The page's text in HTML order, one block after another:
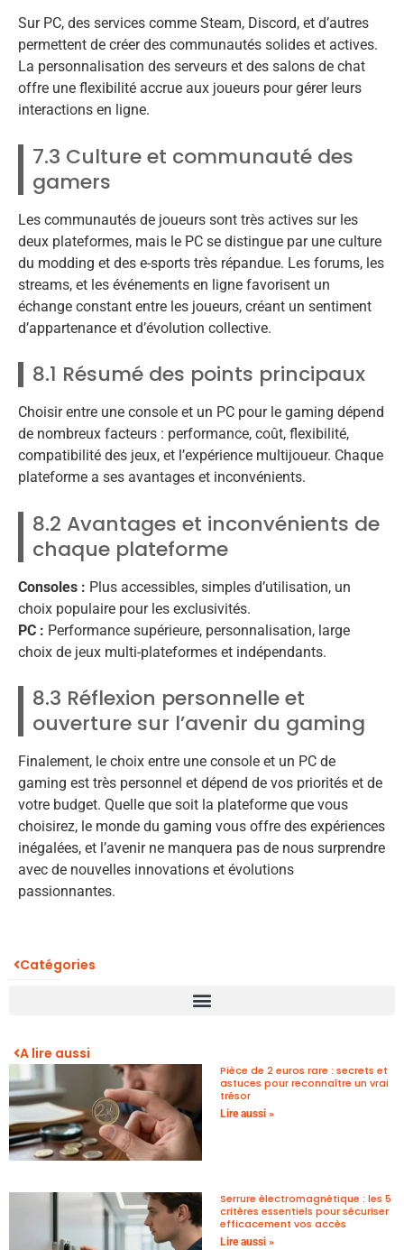
Sur PC, des services comme Steam, Discord, et d’autres
permettent de créer des communautés solides et actives.
La personnalisation des serveurs et des salons de chat
offre une flexibilité accrue aux joueurs pour gérer leurs
interactions en ligne.
7.3 Culture et communauté des
gamers
Les communautés de joueurs sont très actives sur les
deux plateformes, mais le PC se distingue par une culture
du modding et des e-sports très répandue. Les forums, les
streams, et les événements en ligne favorisent un
échange constant entre les joueurs, créant un sentiment
d’appartenance et d’évolution collective.
8.1 Résumé des points principaux
Choisir entre une console et un PC pour le gaming dépend
de nombreux facteurs : performance, coût, flexibilité,
compatibilité des jeux, et l’expérience multijoueur. Chaque
plateforme a ses avantages et inconvénients.
8.2 Avantages et inconvénients de
chaque plateforme
Consoles : Plus accessibles, simples d’utilisation, un
choix populaire pour les exclusivités.
PC : Performance supérieure, personnalisation, large
choix de jeux multi-plateformes et indépendants.
8.3 Réflexion personnelle et
ouverture sur l’avenir du gaming
Finalement, le choix entre une console et un PC de
gaming est très personnel et dépend de vos priorités et de
votre budget. Quelle que soit la plateforme que vous
choisirez, le monde du gaming vous offre des expériences
inégalées, et l’avenir ne manquera pas de nous surprendre
avec de nouvelles innovations et évolutions
passionnantes.
Catégories
A lire aussi
Pièce de 2 euros rare : secrets et
astuces pour reconnaître un vrai
trésor
Lire aussi »
Serrure électromagnétique : les 5
critères essentiels pour sécuriser
efficacement vos accès
Lire aussi »